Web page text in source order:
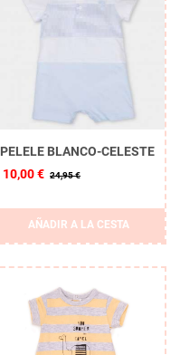
PELELE BLANCO-CELESTE
10,00 € 24,95 €
AÑADIR A LA CESTA